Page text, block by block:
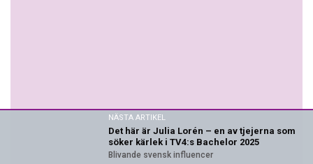
NÄSTA ARTIKEL
Det här är Julia Lorén – en av tjejerna som
söker kärlek i TV4:s Bachelor 2025
Blivande svensk influencer